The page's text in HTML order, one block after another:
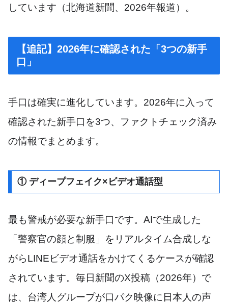
しています（北海道新聞、2026年報道）。
【追記】2026年に確認された「3つの新手
口」
手口は確実に進化しています。2026年に入って
確認された新手口を3つ、ファクトチェック済み
の情報でまとめます。
① ディープフェイク×ビデオ通話型
最も警戒が必要な新手口です。AIで生成した
「警察官の顔と制服」をリアルタイム合成しな
がらLINEビデオ通話をかけてくるケースが確認
されています。毎日新聞のX投稿（2026年）で
は、台湾人グループが口パク映像に日本人の声